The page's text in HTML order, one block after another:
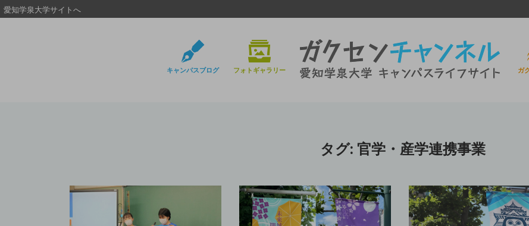
愛知学泉大学サイトへ
キャンパスブログ フォトギャラリー ガ
タグ: 官学・産学連携事業